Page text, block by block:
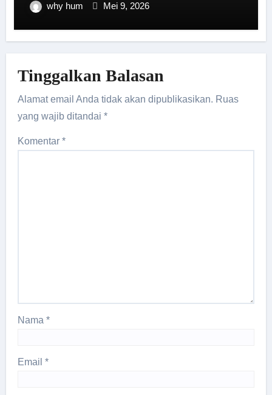
why hum Mei 9, 2026
Tinggalkan Balasan
Alamat email Anda tidak akan dipublikasikan. Ruas
yang wajib ditandai*
Komentar*
Nama*
Email*